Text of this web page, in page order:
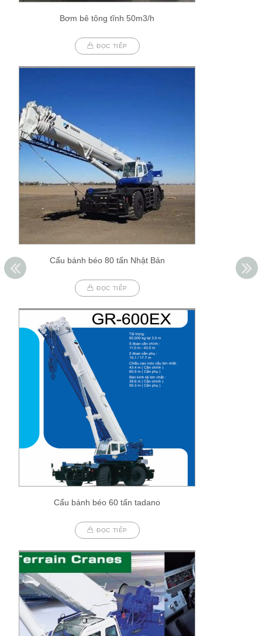
Bơm bê tông tĩnh 50m3/h
ĐỌC TIẾP
Cẩu bánh béo 80 tấn Nhật Bản
ĐỌC TIẾP
Cẩu bánh béo 60 tấn tadano
ĐỌC TIẾP